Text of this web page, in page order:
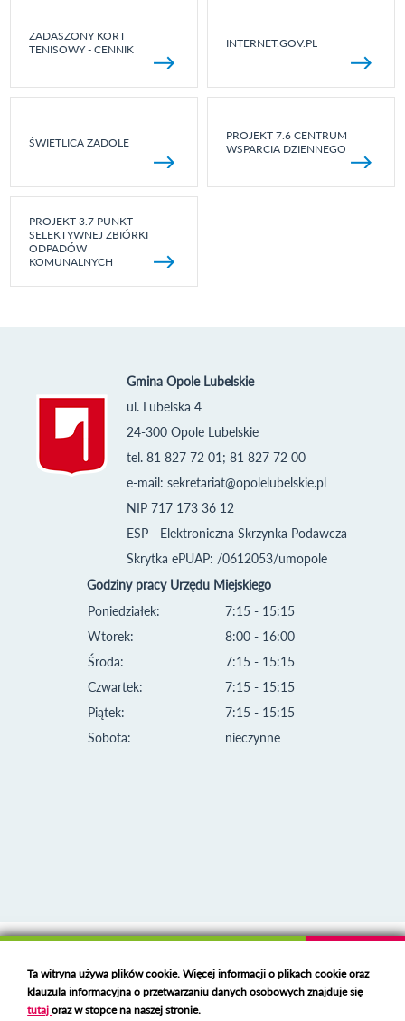
ZADASZONY KORT
TENISOWY - CENNIK
INTERNET.GOV.PL
ŚWIETLICA ZADOLE
PROJEKT 7.6 CENTRUM
WSPARCIA DZIENNEGO
PROJEKT 3.7 PUNKT
SELEKTYWNEJ ZBIÓRKI
ODPADÓW
KOMUNALNYCH
Gmina Opole Lubelskie
ul. Lubelska 4
24-300 Opole Lubelskie
tel. 81 827 72 01; 81 827 72 00
e-mail: sekretariat@opolelubelskie.pl
NIP 717 173 36 12
ESP - Elektroniczna Skrzynka Podawcza
Skrytka ePUAP: /0612053/umopole
Godziny pracy Urzędu Miejskiego
Poniedziałek:
Wtorek:
Środa:
Czwartek:
Piątek:
Sobota:
7:15 - 15:15
8:00 - 16:00
7:15 - 15:15
7:15 - 15:15
7:15 - 15:15
nieczynne
Deklaracja dostępności
Polski serwer RBL
https://polspam.pl/
Ta witryna używa plików cookie. Więcej informacji o plikach cookie oraz
klauzula informacyjna o przetwarzaniu danych osobowych znajduje się
tutajoraz w stopce na naszej stronie.